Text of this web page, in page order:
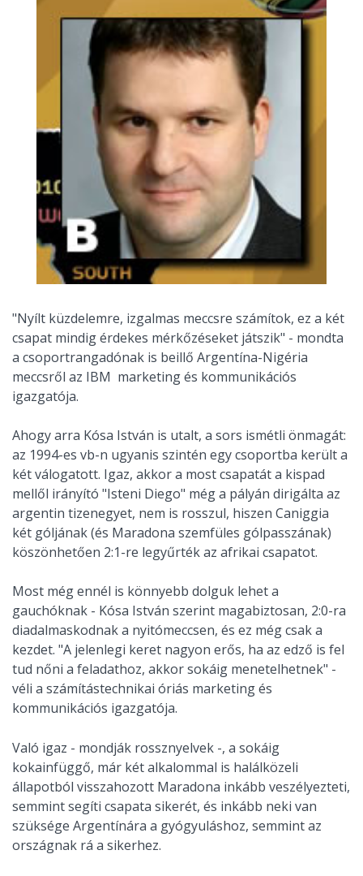
"Nyílt küzdelemre, izgalmas meccsre számítok, ez a két
csapat mindig érdekes mérkőzéseket játszik" - mondta
a csoportrangadónak is beillő Argentína-Nigéria
meccsről az IBM marketing és kommunikációs
igazgatója.
Ahogy arra Kósa István is utalt, a sors ismétli önmagát:
az 1994-es vb-n ugyanis szintén egy csoportba került a
két válogatott. Igaz, akkor a most csapatát a kispad
mellől irányító "Isteni Diego" még a pályán dirigálta az
argentin tizenegyet, nem is rosszul, hiszen Caniggia
két góljának (és Maradona szemfüles gólpasszának)
köszönhetően 2:1-re legyűrték az afrikai csapatot.
Most még ennél is könnyebb dolguk lehet a
gauchóknak - Kósa István szerint magabiztosan, 2:0-ra
diadalmaskodnak a nyitómeccsen, és ez még csak a
kezdet. "A jelenlegi keret nagyon erős, ha az edző is fel
tud nőni a feladathoz, akkor sokáig menetelhetnek" -
véli a számítástechnikai óriás marketing és
kommunikációs igazgatója.
Való igaz - mondják rossznyelvek -, a sokáig
kokainfüggő, már két alkalommal is halálközeli
állapotból visszahozott Maradona inkább veszélyezteti,
semmint segíti csapata sikerét, és inkább neki van
szüksége Argentínára a gyógyuláshoz, semmint az
országnak rá a sikerhez.